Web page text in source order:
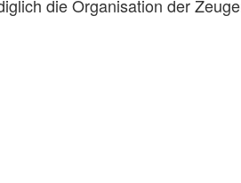
die Organisation der